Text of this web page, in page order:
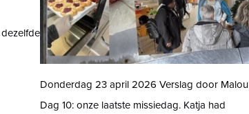
Donderdag 23 april 2026 Verslag door Malou
Dag 10: onze laatste missiedag. Katja had